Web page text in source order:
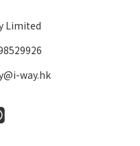
Limited
way.hk